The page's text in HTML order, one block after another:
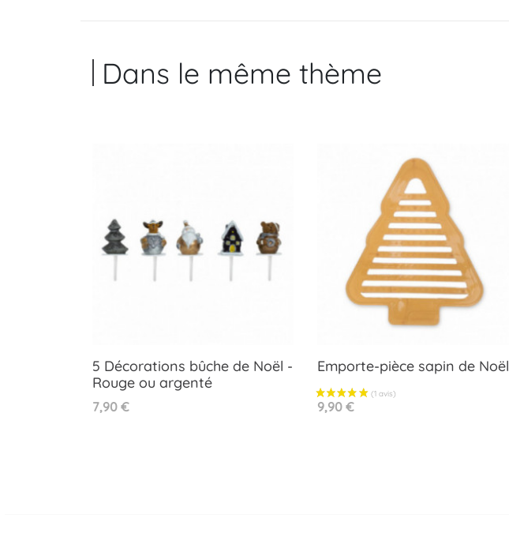
Dans le même thème
5 Décorations bûche de Noël -
Rouge ou argenté
Prix
7,90 €
Aperçu rapide
Emporte-pièce sapin de Noël
Prix
9,90 €